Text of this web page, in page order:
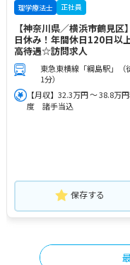
理学療法士 正社員
【神奈川県／横浜市鶴見区
日休み！年間休日120日以
高待遇☆訪問求人
東急東横線「綱島駅」（
1分）
【月収】32.3万円 ～ 38.8万
度 諸手当込
保存する